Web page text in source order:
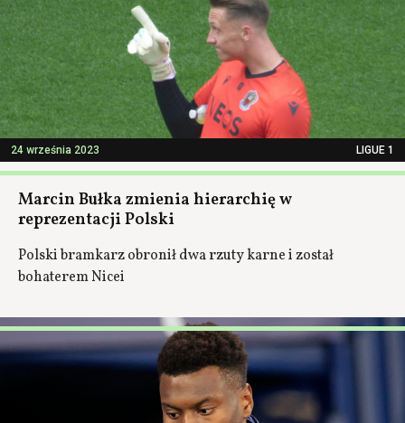
24 września 2023 LIGUE 1
Marcin Bułka zmienia hierarchię w
reprezentacji Polski
Polski bramkarz obronił dwa rzuty karne i został
bohaterem Nicei